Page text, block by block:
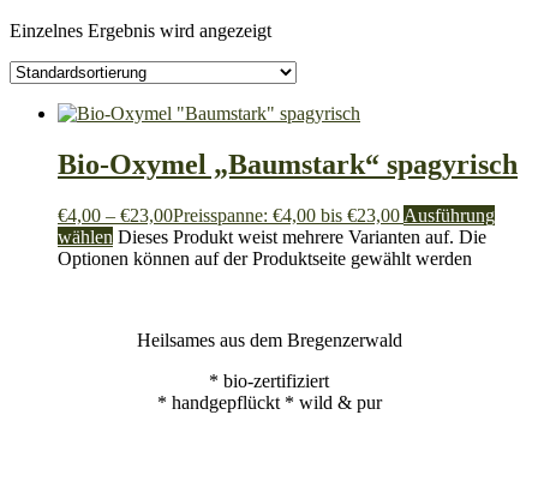
Einzelnes Ergebnis wird angezeigt
Bio-Oxymel „Baumstark“ spagyrisch
€4,00 – €23,00Preisspanne: €4,00 bis €23,00 Ausführung
wählen Dieses Produkt weist mehrere Varianten auf. Die
Optionen können auf der Produktseite gewählt werden
Heilsames aus dem Bregenzerwald
* bio-zertifiziert
* handgepflückt * wild & pur